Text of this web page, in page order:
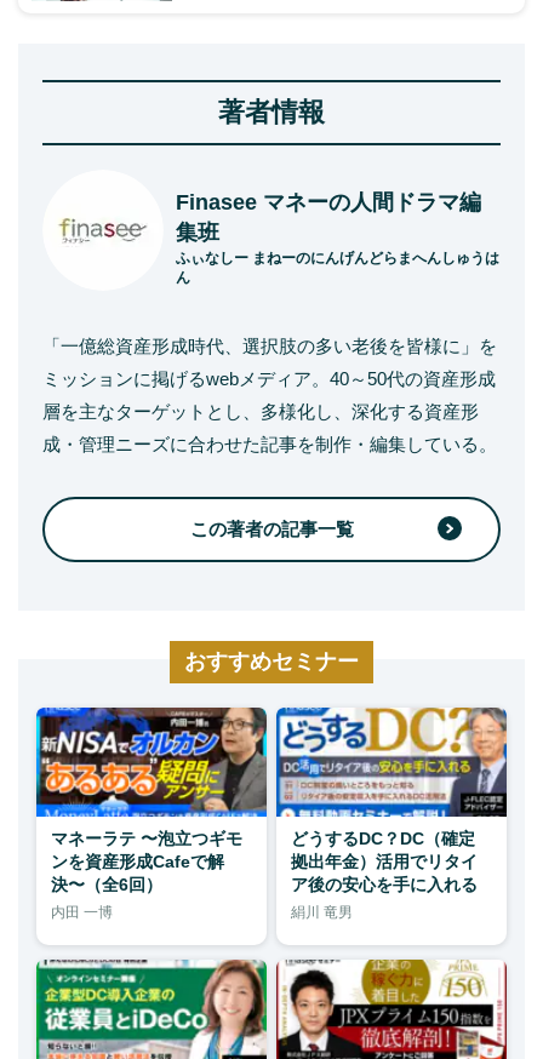
著者情報
Finasee マネーの人間ドラマ編
集班
ふぃなしー まねーのにんげんどらまへんしゅうは
ん
「一億総資産形成時代、選択肢の多い老後を皆様に」を
ミッションに掲げるwebメディア。40～50代の資産形成
層を主なターゲットとし、多様化し、深化する資産形
成・管理ニーズに合わせた記事を制作・編集している。
この著者の記事一覧
おすすめセミナー
マネーラテ 〜泡立つギモ
ンを資産形成Cafeで解
決〜（全6回）
内田 一博
どうするDC？DC（確定
拠出年金）活用でリタイ
ア後の安心を手に入れる
絹川 竜男